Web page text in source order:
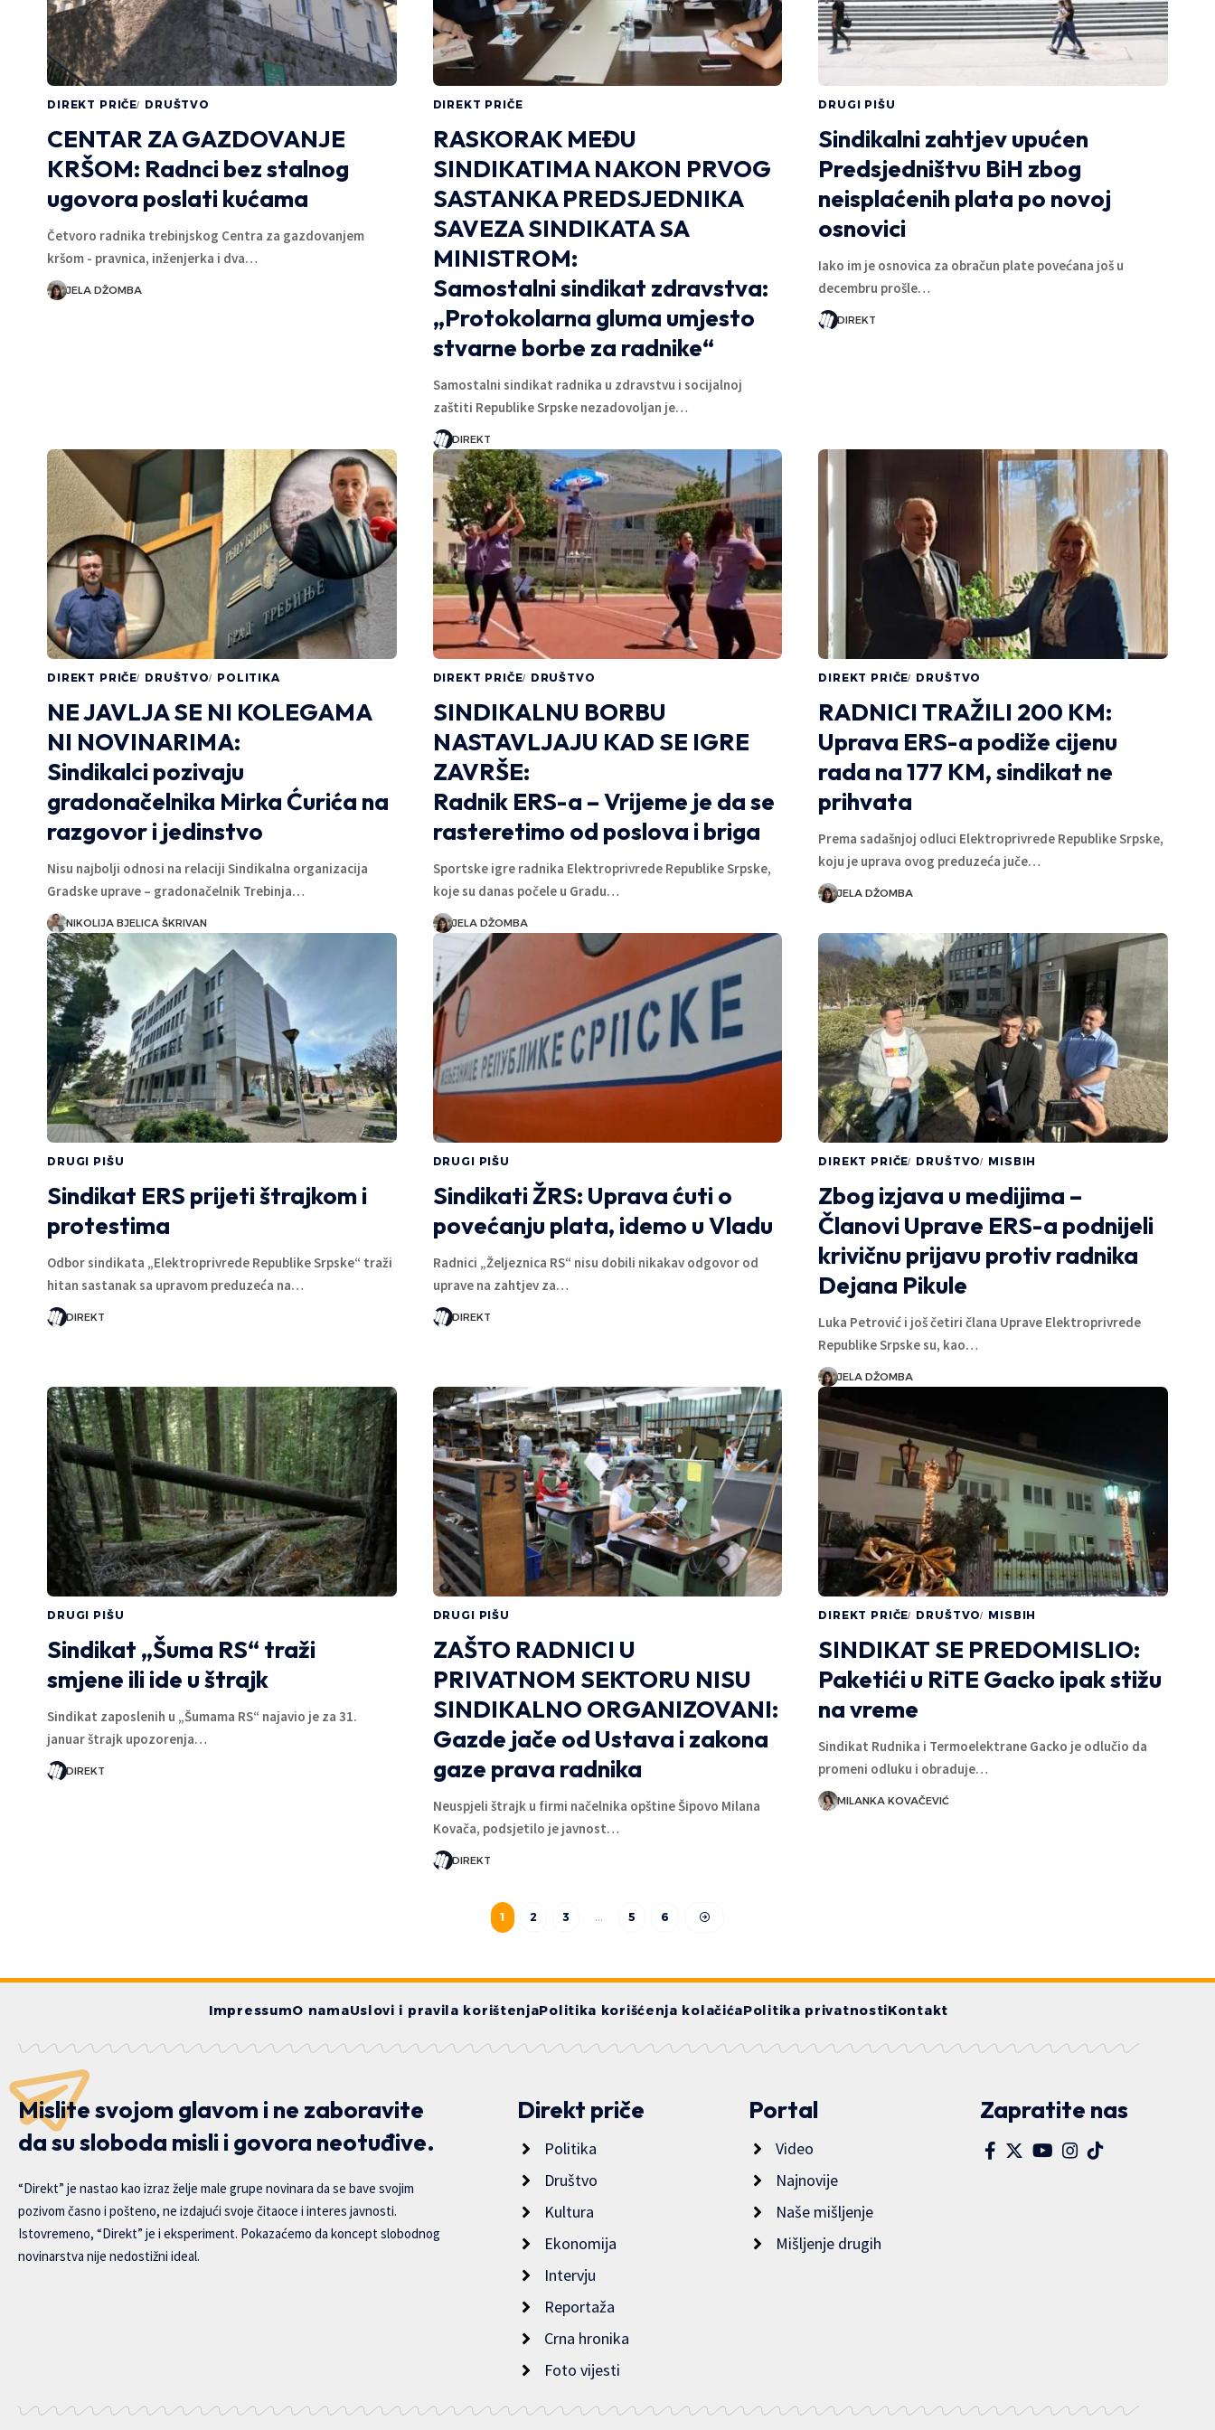
DIREKT PRIČE DRUŠTVO
CENTAR ZA GAZDOVANJE
KRŠOM: Radnci bez stalnog
ugovora poslati kućama
Četvoro radnika trebinjskog Centra za gazdovanjem
kršom - pravnica, inženjerka i dva…
JELA DŽOMBA
DIREKT PRIČE
RASKORAK MEĐU
SINDIKATIMA NAKON PRVOG
SASTANKA PREDSJEDNIKA
SAVEZA SINDIKATA SA
MINISTROM:
Samostalni sindikat zdravstva:
„Protokolarna gluma umjesto
stvarne borbe za radnike“
Samostalni sindikat radnika u zdravstvu i socijalnoj
zaštiti Republike Srpske nezadovoljan je…
DIREKT
DRUGI PIŠU
Sindikalni zahtjev upućen
Predsjedništvu BiH zbog
neisplaćenih plata po novoj
osnovici
Iako im je osnovica za obračun plate povećana još u
decembru prošle…
DIREKT
DIREKT PRIČE DRUŠTVO POLITIKA
NE JAVLJA SE NI KOLEGAMA
NI NOVINARIMA:
Sindikalci pozivaju
gradonačelnika Mirka Ćurića na
razgovor i jedinstvo
Nisu najbolji odnosi na relaciji Sindikalna organizacija
Gradske uprave – gradonačelnik Trebinja…
NIKOLIJA BJELICA ŠKRIVAN
DIREKT PRIČE DRUŠTVO
SINDIKALNU BORBU
NASTAVLJAJU KAD SE IGRE
ZAVRŠE:
Radnik ERS-a – Vrijeme je da se
rasteretimo od poslova i briga
Sportske igre radnika Elektroprivrede Republike Srpske,
koje su danas počele u Gradu…
JELA DŽOMBA
DIREKT PRIČE DRUŠTVO
RADNICI TRAŽILI 200 KM:
Uprava ERS-a podiže cijenu
rada na 177 KM, sindikat ne
prihvata
Prema sadašnjoj odluci Elektroprivrede Republike Srpske,
koju je uprava ovog preduzeća juče…
JELA DŽOMBA
DRUGI PIŠU
Sindikat ERS prijeti štrajkom i
protestima
Odbor sindikata „Elektroprivrede Republike Srpske“ traži
hitan sastanak sa upravom preduzeća na…
DIREKT
DRUGI PIŠU
Sindikati ŽRS: Uprava ćuti o
povećanju plata, idemo u Vladu
Radnici „Željeznica RS“ nisu dobili nikakav odgovor od
uprave na zahtjev za…
DIREKT
DIREKT PRIČE DRUŠTVO MISBIH
Zbog izjava u medijima –
Članovi Uprave ERS-a podnijeli
krivičnu prijavu protiv radnika
Dejana Pikule
Luka Petrović i još četiri člana Uprave Elektroprivrede
Republike Srpske su, kao…
JELA DŽOMBA
DRUGI PIŠU
Sindikat „Šuma RS“ traži
smjene ili ide u štrajk
Sindikat zaposlenih u „Šumama RS“ najavio je za 31.
januar štrajk upozorenja…
DIREKT
DRUGI PIŠU
ZAŠTO RADNICI U
PRIVATNOM SEKTORU NISU
SINDIKALNO ORGANIZOVANI:
Gazde jače od Ustava i zakona
gaze prava radnika
Neuspjeli štrajk u firmi načelnika opštine Šipovo Milana
Kovača, podsjetilo je javnost…
DIREKT
DIREKT PRIČE DRUŠTVO MISBIH
SINDIKAT SE PREDOMISLIO:
Paketići u RiTE Gacko ipak stižu
na vreme
Sindikat Rudnika i Termoelektrane Gacko je odlučio da
promeni odluku i obraduje…
MILANKA KOVAČEVIĆ
1 2 3 … 5 6
ImpressumO namaUslovi i pravila korištenjaPolitika korišćenja kolačićaPolitika privatnostiKontakt
Mislite svojom glavom i ne zaboravite
da su sloboda misli i govora neotuđive.
“Direkt” je nastao kao izraz želje male grupe novinara da se bave svojim
pozivom časno i pošteno, ne izdajući svoje čitaoce i interes javnosti.
Istovremeno, “Direkt” je i eksperiment. Pokazaćemo da koncept slobodnog
novinarstva nije nedostižni ideal.
Direkt priče
Politika
Društvo
Kultura
Ekonomija
Intervju
Reportaža
Crna hronika
Foto vijesti
Portal
Video
Najnovije
Naše mišljenje
Mišljenje drugih
Zapratite nas